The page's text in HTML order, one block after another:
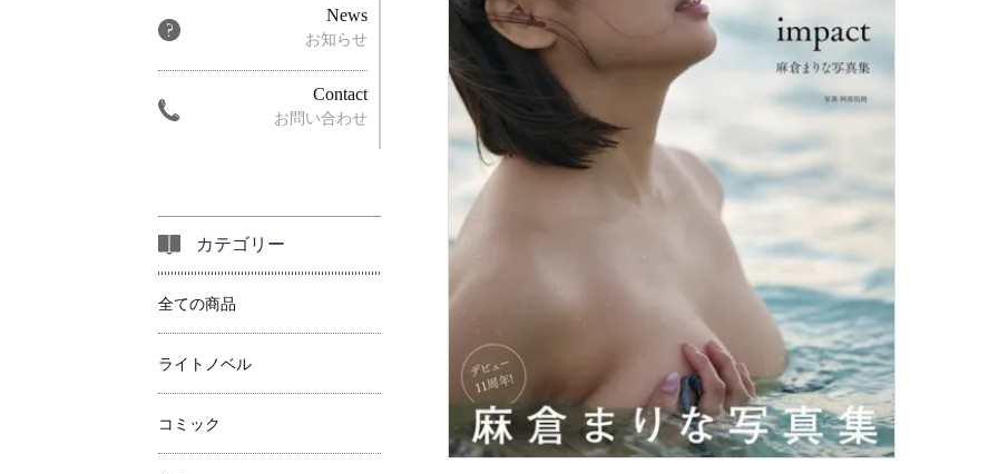
News
お知らせ
Contact
お問い合わせ
カテゴリー
全ての商品
ライトノベル
コミック